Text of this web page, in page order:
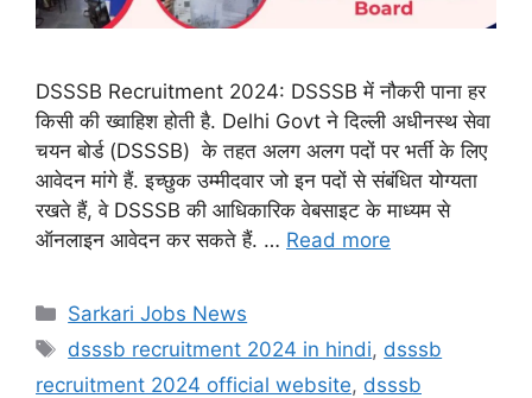
DSSSB Recruitment 2024: DSSSB में नौकरी पाना हर
किसी की ख्वाहिश होती है. Delhi Govt ने दिल्ली अधीनस्थ सेवा
चयन बोर्ड (DSSSB) के तहत अलग अलग पदों पर भर्ती के लिए
आवेदन मांगे हैं. इच्छुक उम्मीदवार जो इन पदों से संबंधित योग्यता
रखते हैं, वे DSSSB की आधिकारिक वेबसाइट के माध्यम से
ऑनलाइन आवेदन कर सकते हैं. … Read more
Categories
Sarkari Jobs News
Tags
dsssb recruitment 2024 in hindi, dsssb
recruitment 2024 official website, dsssb